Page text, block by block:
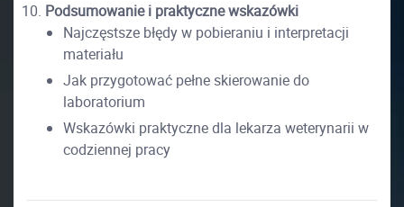
Podsumowanie i praktyczne wskazówki
Najczęstsze błędy w pobieraniu i interpretacji
materiału
Jak przygotować pełne skierowanie do
laboratorium
Wskazówki praktyczne dla lekarza weterynarii w
codziennej pracy